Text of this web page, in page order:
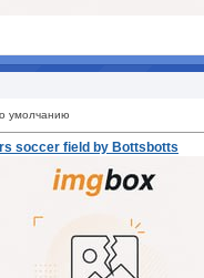
soccer field by Bottsbotts